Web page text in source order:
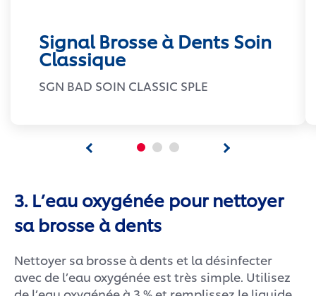
Signal Brosse à Dents Soin
Classique
SGN BAD SOIN CLASSIC SPLE
3. L’eau oxygénée pour nettoyer
sa brosse à dents
Nettoyer sa brosse à dents et la désinfecter
avec de l’eau oxygénée est très simple. Utilisez